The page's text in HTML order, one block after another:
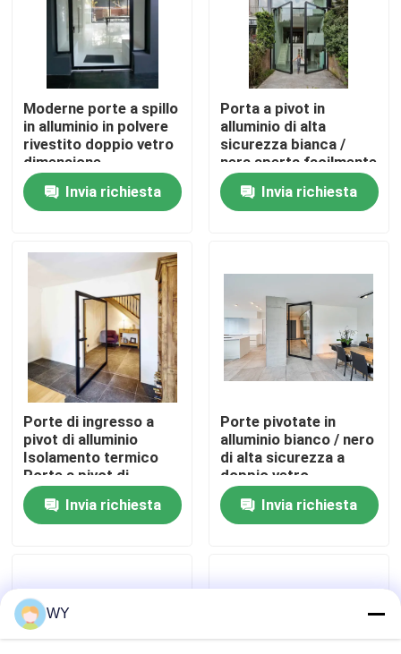
Casa
Prodotti
video
Circa noi
Giro della fabbrica
Controllo di qualità
Contattici
Finestre in alluminio
Finestre a doppio ripiegamento in alluminio
Moderne porte a spillo
in alluminio in polvere
rivestito doppio vetro
dimensione
personalizzata
Invia richiesta
Porta a pivot in
alluminio di alta
sicurezza bianca /
nera aperta facilmente
isolamento termico
Invia richiesta
Porte di ingresso a
pivot di alluminio
Isolamento termico
Porte a pivot di
alluminio
Invia richiesta
Porte pivotate in
alluminio bianco / nero
di alta sicurezza a
doppio vetro
Invia richiesta
WY